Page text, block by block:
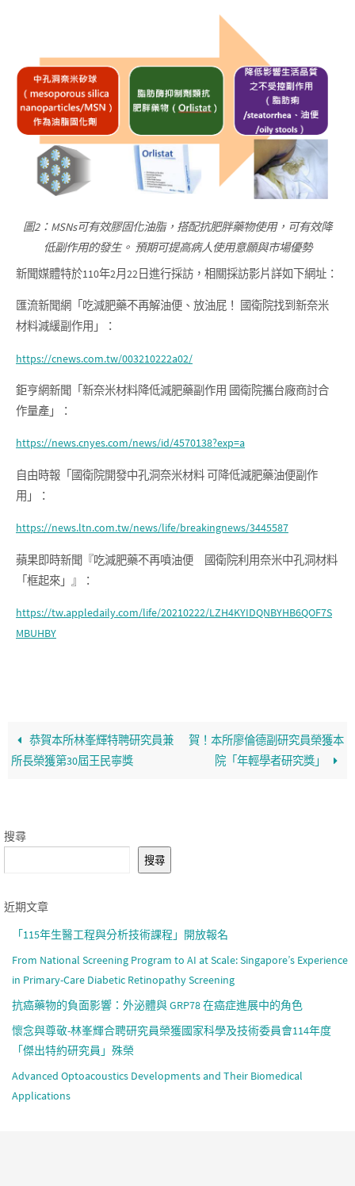
圖2：MSNs可有效膠固化油脂，搭配抗肥胖藥物使用，可有效降
低副作用的發生。 預期可提高病人使用意願與市場優勢
新聞媒體特於110年2月22日進行採訪，相關採訪影片詳如下網址：
匯流新聞網「吃減肥藥不再解油便、放油屁！ 國衛院找到新奈米
材料減緩副作用」：
https://cnews.com.tw/003210222a02/
鉅亨網新聞「新奈米材料降低減肥藥副作用 國衛院攜台廠商討合
作量產」：
https://news.cnyes.com/news/id/4570138?exp=a
自由時報「國衛院開發中孔洞奈米材料 可降低減肥藥油便副作
用」：
https://news.ltn.com.tw/news/life/breakingnews/3445587
蘋果即時新聞『吃減肥藥不再噴油便 國衛院利用奈米中孔洞材料
「框起來」』：
https://tw.appledaily.com/life/20210222/LZH4KYIDQNBYHB6QOF7S
MBUHBY
恭賀本所林峯輝特聘研究員兼
所長榮獲第30屆王民寧獎
賀！本所廖倫德副研究員榮獲本
院「年輕學者研究獎」
搜尋
搜尋
近期文章
「115年生醫工程與分析技術課程」開放報名
From National Screening Program to AI at Scale: Singapore’s Experience
in Primary-Care Diabetic Retinopathy Screening
抗癌藥物的負面影響：外泌體與 GRP78 在癌症進展中的角色
懷念與尊敬-林峯輝合聘研究員榮獲國家科學及技術委員會114年度
「傑出特約研究員」殊榮
Advanced Optoacoustics Developments and Their Biomedical
Applications